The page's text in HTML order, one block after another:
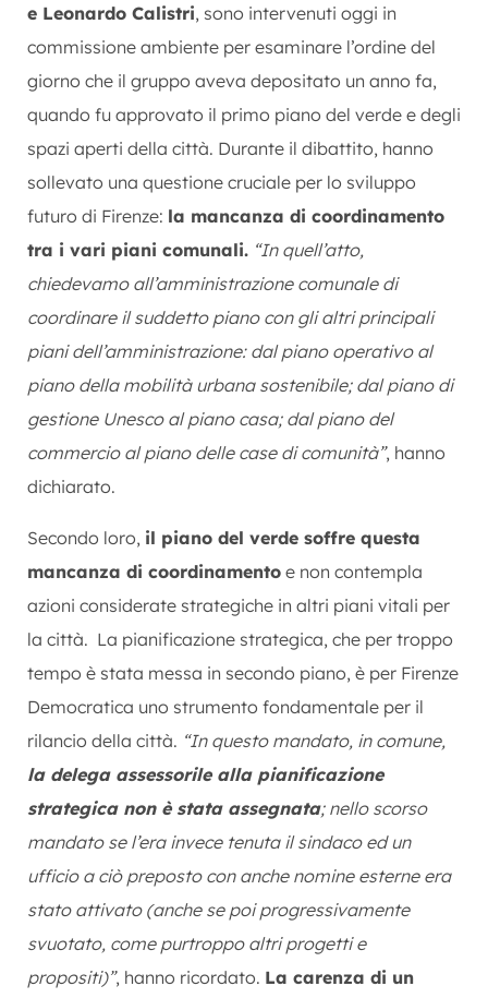
e Leonardo Calistri, sono intervenuti oggi in
commissione ambiente per esaminare l’ordine del
giorno che il gruppo aveva depositato un anno fa,
quando fu approvato il primo piano del verde e degli
spazi aperti della città. Durante il dibattito, hanno
sollevato una questione cruciale per lo sviluppo
futuro di Firenze: la mancanza di coordinamento
tra i vari piani comunali. “In quell’atto,
chiedevamo all’amministrazione comunale di
coordinare il suddetto piano con gli altri principali
piani dell’amministrazione: dal piano operativo al
piano della mobilità urbana sostenibile; dal piano di
gestione Unesco al piano casa; dal piano del
commercio al piano delle case di comunità”, hanno
dichiarato.
Secondo loro, il piano del verde soffre questa
mancanza di coordinamento e non contempla
azioni considerate strategiche in altri piani vitali per
la città. La pianificazione strategica, che per troppo
tempo è stata messa in secondo piano, è per Firenze
Democratica uno strumento fondamentale per il
rilancio della città. “In questo mandato, in comune,
la delega assessorile alla pianificazione
strategica non è stata assegnata; nello scorso
mandato se l’era invece tenuta il sindaco ed un
ufficio a ciò preposto con anche nomine esterne era
stato attivato (anche se poi progressivamente
svuotato, come purtroppo altri progetti e
propositi)”, hanno ricordato. La carenza di un